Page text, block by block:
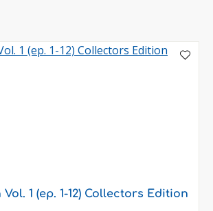
1 (ep. 1-12) Collectors Edition